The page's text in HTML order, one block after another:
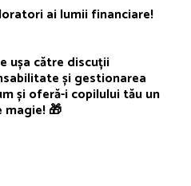
ai lumii financiare!
ușa către discuții
și gestionarea
și oferă-i copilului tău un
magie! 🎁